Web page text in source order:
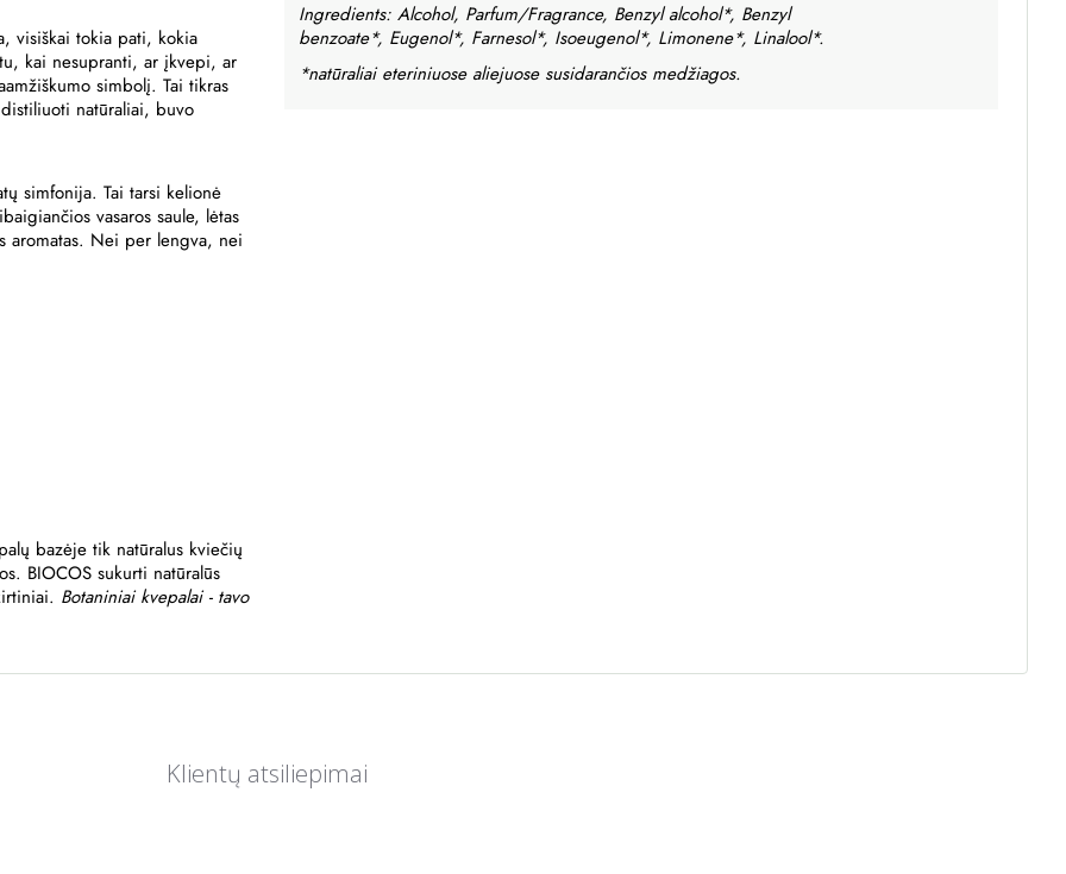
visiškai tokia pati, kokia
kai nesupranti, ar įkvepi, ar
simbolį. Tai tikras
natūraliai, buvo
simfonija. Tai tarsi kelionė
vasaros saule, lėtas
aromatas. Nei per lengva, nei
bazėje tik natūralus kviečių
BIOCOS sukurti natūralūs
Botaniniai kvepalai - tavo
Ingredients: Alcohol, Parfum/Fragrance, Benzyl alcohol*, Benzyl
benzoate*, Eugenol*, Farnesol*, Isoeugenol*, Limonene*, Linalool*.
*natūraliai eteriniuose aliejuose susidarančios medžiagos.